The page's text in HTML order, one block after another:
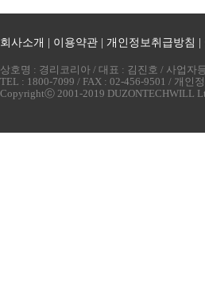
회사소개 이용약관 개인정보취급방침
상호명 : 경리코리아 / 대표 : 김진호 / 사업자
TEL : 1800-7099 / FAX : 02-456-9501 / 개인
Copyrightⓒ 2001-2019 DUZONTECHWILL